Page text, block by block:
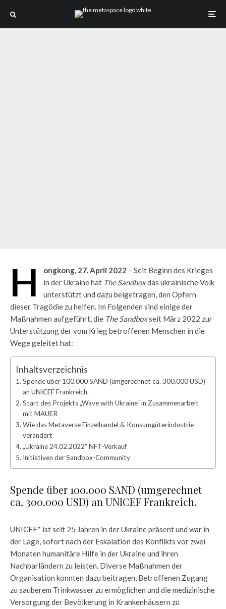
H ongkong, 27. April 2022 – Seit Beginn des Krieges
in der Ukraine hat The Sandboxdas ukrainische Volk
unterstützt und dazu beigetragen, den Opfern
dieser Tragödie zu helfen. Im Folgenden sind einige der
Maßnahmen aufgeführt, die The Sandboxseit März 2022 zur
Unterstützung der vom Krieg betroffenen Menschen in die
Wege geleitet hat:
Inhaltsverzeichnis
Spende über 100.000 SAND (umgerechnet ca. 300.000 USD)
an UNICEF Frankreich.
Start des Projekts „Wave with Ukraine“ in Zusammenarbeit
mit MAUER
Wie das Metaverse Einzelhandel & Konsumgüterindustrie
verändert
„Ukraine 24.02.2022“ NFT-Verkauf
Initiativen der Sandbox-Community
Spende über 100.000 SAND (umgerechnet
ca. 300.000 USD) an UNICEF Frankreich.
UNICEF* ist seit 25 Jahren in der Ukraine präsent und war in
der Lage, sofort nach der Eskalation des Konflikts vor zwei
Monaten humanitäre Hilfe in der Ukraine und ihren
Nachbarländern zu leisten. Diverse Maßnahmen der
Organisation konnten dazu beitragen, Betroffenen Zugang
zu sauberem Trinkwasser zu ermöglichen und die medizinische
Versorgung der Bevölkerung in Krankenhäusern zu